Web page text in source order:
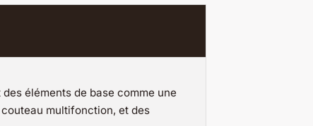
éléments de base comme une
multifonction, et des